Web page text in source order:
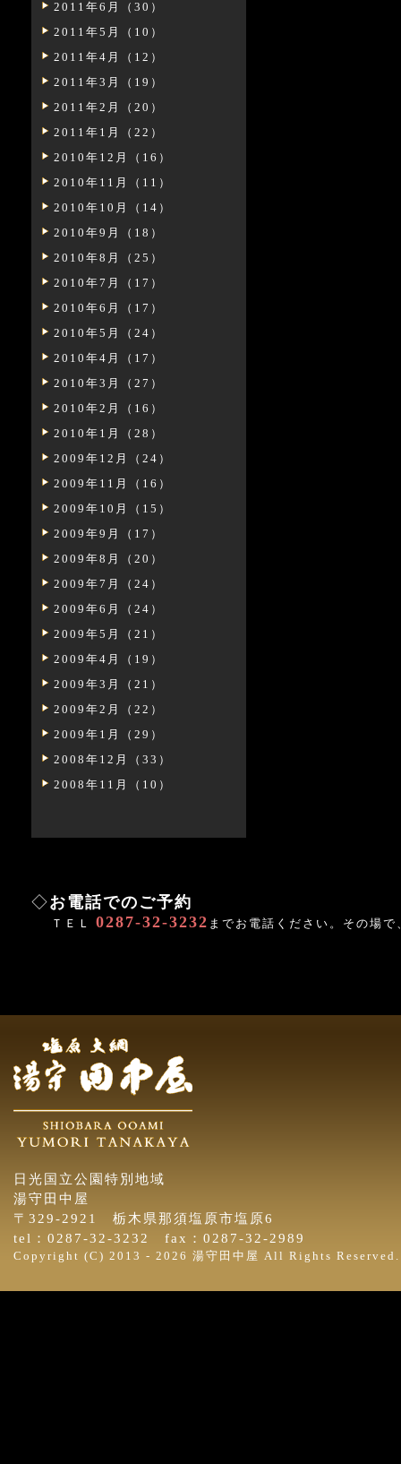
2011年6月（30）
2011年5月（10）
2011年4月（12）
2011年3月（19）
2011年2月（20）
2011年1月（22）
2010年12月（16）
2010年11月（11）
2010年10月（14）
2010年9月（18）
2010年8月（25）
2010年7月（17）
2010年6月（17）
2010年5月（24）
2010年4月（17）
2010年3月（27）
2010年2月（16）
2010年1月（28）
2009年12月（24）
2009年11月（16）
2009年10月（15）
2009年9月（17）
2009年8月（20）
2009年7月（24）
2009年6月（24）
2009年5月（21）
2009年4月（19）
2009年3月（21）
2009年2月（22）
2009年1月（29）
2008年12月（33）
2008年11月（10）
◇お電話でのご予約
ＴＥＬ 0287-32-3232 までお電話ください。その場
日光国立公園特別地域
湯守田中屋
〒329-2921 栃木県那須塩原市塩原6
tel：0287-32-3232 fax：0287-32-2989
Copyright (C) 2013 - 2026 湯守田中屋 All Rights Reserved.